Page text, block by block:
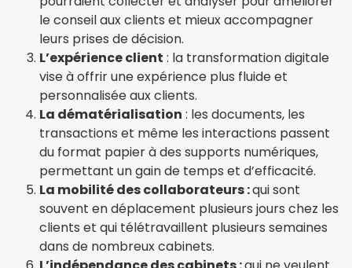
le conseil aux clients et mieux accompagner
leurs prises de décision.
L’expérience client : la transformation digitale
vise à offrir une expérience plus fluide et
personnalisée aux clients.
La dématérialisation : les documents, les
transactions et même les interactions passent
du format papier à des supports numériques,
permettant un gain de temps et d’efficacité.
La mobilité des collaborateurs :qui sont
souvent en déplacement plusieurs jours chez les
clients et qui télétravaillent plusieurs semaines
dans de nombreux cabinets.